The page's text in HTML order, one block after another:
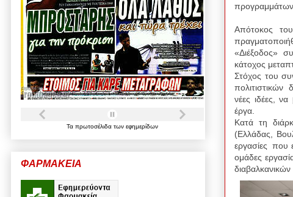
προγραμμάτων
Απότοκος
«Διέξοδος»
κάτοχος
Στόχος του
πολιτιστικών
νέες ιδέες,
έργα.
Κατά τη
(Ελλάδας,
εργασίες που
ομάδες
Τα πρωτοσέλιδα των εφημερίδων
ΦΑΡΜΑΚΕΙΑ